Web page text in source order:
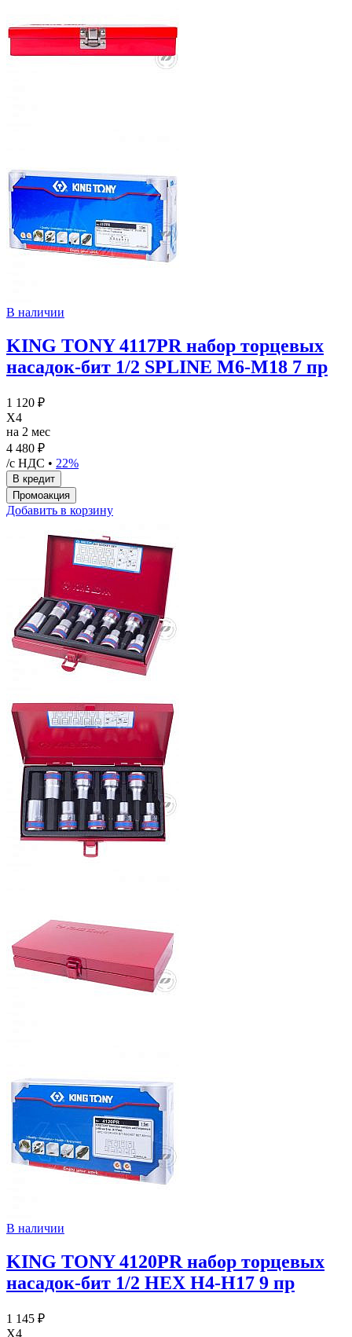
В наличии
KING TONY 4117PR набор торцевых
насадок-бит 1/2 SPLINE М6-М18 7 пр
1 120 ₽
X4
на 2 мес
4 480 ₽
/с НДС • 22%
Добавить в корзину
В наличии
KING TONY 4120PR набор торцевых
насадок-бит 1/2 HEX H4-H17 9 пр
1 145 ₽
X4